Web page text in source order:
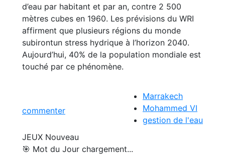
d’eau par habitant et par an, contre 2 500
mètres cubes en 1960. Les prévisions du WRI
affirment que plusieurs régions du monde
subirontun stress hydrique à l’horizon 2040.
Aujourd’hui, 40% de la population mondiale est
touché par ce phénomène.
commenter
Marrakech
Mohammed VI
gestion de l'eau
JEUX Nouveau
🎯 Mot du Jour chargement...